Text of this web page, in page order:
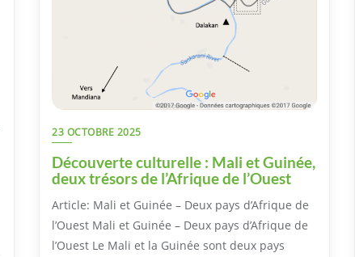
23 OCTOBRE 2025
Découverte culturelle : Mali et Guinée,
deux trésors de l’Afrique de l’Ouest
Article: Mali et Guinée – Deux pays d’Afrique de
l’Ouest Mali et Guinée – Deux pays d’Afrique de
l’Ouest Le Mali et la Guinée sont deux pays